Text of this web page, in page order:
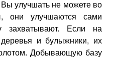
улучшать не можете во
они улучшаются сами
захватывают. Если на
и булыжники, их
Добывающую базу